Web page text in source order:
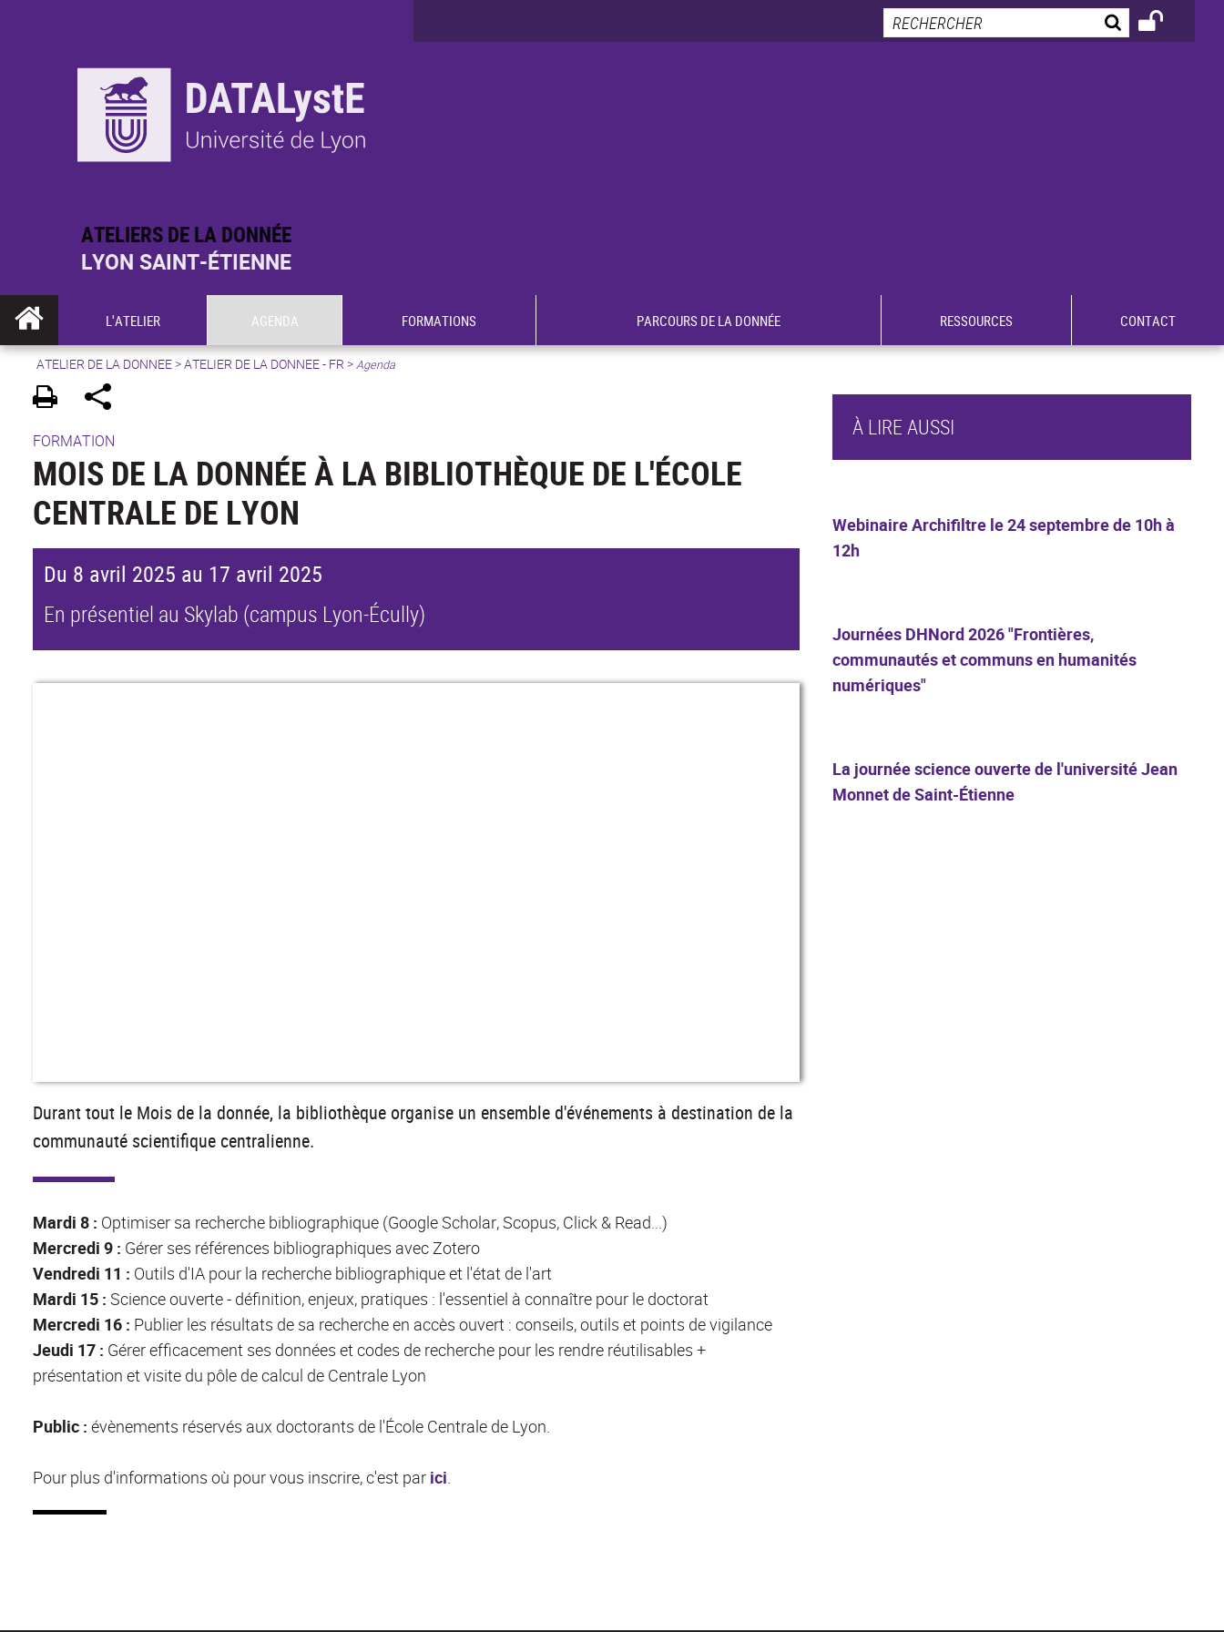
ATELIERS DE LA DONNÉE
LYON SAINT-ÉTIENNE
L'ATELIER AGENDA FORMATIONS PARCOURS DE LA DONNÉE RESSOURCES CONTACT
ATELIER DE LA DONNEE>ATELIER DE LA DONNEE - FR >Agenda
FORMATION
MOIS DE LA DONNÉE À LA BIBLIOTHÈQUE DE L'ÉCOLE
CENTRALE DE LYON
Du 8 avril 2025 au 17 avril 2025
En présentiel au Skylab (campus Lyon-Écully)
Durant tout le Mois de la donnée, la bibliothèque organise un ensemble d'événements à destination de la
communauté scientifique centralienne.
Mardi 8 : Optimiser sa recherche bibliographique (Google Scholar, Scopus, Click & Read...)
Mercredi 9 : Gérer ses références bibliographiques avec Zotero
Vendredi 11 : Outils d'IA pour la recherche bibliographique et l'état de l'art
Mardi 15 : Science ouverte - définition, enjeux, pratiques : l'essentiel à connaître pour le doctorat
Mercredi 16 : Publier les résultats de sa recherche en accès ouvert : conseils, outils et points de vigilance
Jeudi 17 : Gérer efficacement ses données et codes de recherche pour les rendre réutilisables +
présentation et visite du pôle de calcul de Centrale Lyon
Public : évènements réservés aux doctorants de l'École Centrale de Lyon.
Pour plus d'informations où pour vous inscrire, c'est par ici
À LIRE AUSSI
Webinaire Archifiltre le 24 septembre de 10h à
12h
Journées DHNord 2026 "Frontières,
communautés et communs en humanités
numériques"
La journée science ouverte de l'université Jean
Monnet de Saint-Étienne